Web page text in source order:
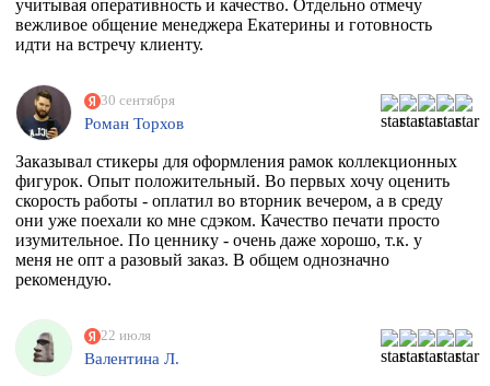
учитывая оперативность и качество. Отдельно отмечу
вежливое общение менеджера Екатерины и готовность
идти на встречу клиенту.
30 сентября
Роман Торхов
Заказывал стикеры для оформления рамок коллекционных
фигурок. Опыт положительный. Во первых хочу оценить
скорость работы - оплатил во вторник вечером, а в среду
они уже поехали ко мне сдэком. Качество печати просто
изумительное. По ценнику - очень даже хорошо, т.к. у
меня не опт а разовый заказ. В общем однозначно
рекомендую.
22 июля
Валентина Л.